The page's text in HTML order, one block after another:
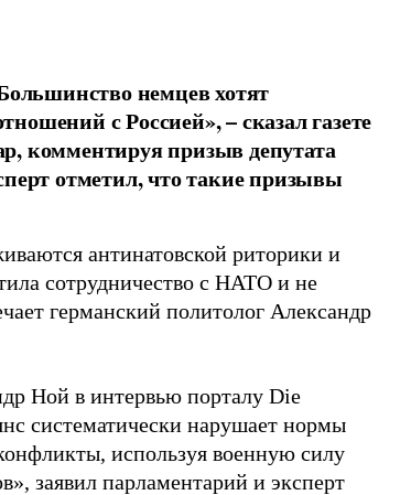
немцев хотят
с Россией», – сказал газете
комментируя призыв депутата
отметил, что такие призывы
антинатовской риторики и
сотрудничество с НАТО и не
германский политолог Александр
Ной в интервью порталу Die
систематически нарушает нормы
используя военную силу
заявил парламентарий и эксперт